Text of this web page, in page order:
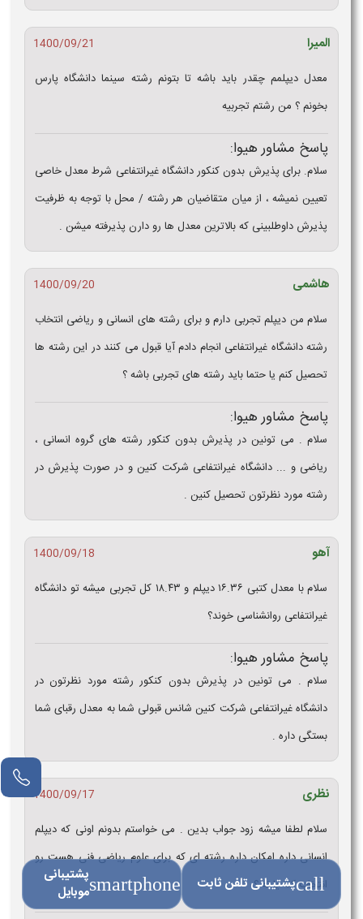
المیرا
1400/09/21
معدل دیپلمم چقدر باید باشه تا بتونم رشته سینما دانشگاه پارس
بخونم ؟ من رشتم تجربیه
پاسخ مشاور هیوا:
سلام. برای پذیرش بدون کنکور دانشگاه غیرانتفاعی شرط معدل خاصی
تعیین نمیشه ، از میان متقاضیان هر رشته / محل با توجه به ظرفیت
پذیرش داوطلبینی که بالاترین معدل ها رو دارن پذیرفته میشن .
هاشمی
1400/09/20
سلام من دیپلم تجربی دارم و برای رشته های انسانی و ریاضی انتخاب
رشته دانشگاه غیرانتفاعی انجام دادم آیا قبول می کنند در این رشته ها
تحصیل کنم یا حتما باید رشته های تجربی باشه ؟
پاسخ مشاور هیوا:
سلام . می تونین در پذیرش بدون کنکور رشته های گروه انسانی ،
ریاضی و ... دانشگاه غیرانتفاعی شرکت کنین و در صورت پذیرش در
رشته مورد نظرتون تحصیل کنین .
آهو
1400/09/18
سلام با معدل کتبی ۱۶.۳۶ دیپلم و ۱۸.۴۳ کل تجربی میشه تو دانشگاه
غیرانتفاعی روانشناسی خوند؟
پاسخ مشاور هیوا:
سلام . می تونین در پذیرش بدون کنکور رشته مورد نظرتون در
دانشگاه غیرانتفاعی شرکت کنین شانس قبولی شما به معدل رقبای شما
بستگی داره .
نظری
1400/09/17
سلام لطفا میشه زود جواب بدین . می خواستم بدونم اونی که دیپلم
انسانی داره امکان داره رشته ای که برای علوم ریاضی فنی هست رو
انتخاب کنه یا نه ؟
callپشتیبانی تلفن ثابت smartphoneپشتیبانی
موبایل
مشاور آنلاین